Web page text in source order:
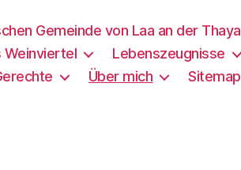
Gemeinde von Laa an der Thaya
Weinviertel
Lebenszeugnisse
Über mich Sitemap